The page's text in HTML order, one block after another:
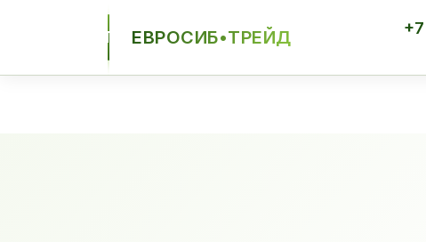
ЕСТ ЕВРОСИБ•ТРЕЙД